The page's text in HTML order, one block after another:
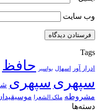
وب‌ سایت
Tags
ادرار آور اسهال بواسیر حافظ
سپهری سپهری
مشروطه ملک الشعرا
دسته‌ها